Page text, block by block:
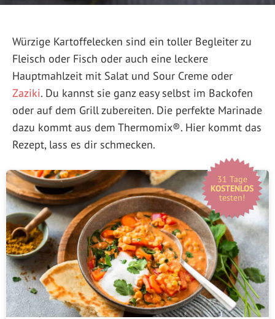
Würzige Kartoffelecken sind ein toller Begleiter zu
Fleisch oder Fisch oder auch eine leckere
Hauptmahlzeit mit Salat und Sour Creme oder
Zaziki. Du kannst sie ganz easy selbst im Backofen
oder auf dem Grill zubereiten. Die perfekte Marinade
dazu kommt aus dem Thermomix®. Hier kommt das
Rezept, lass es dir schmecken.
31 Tage
KOSTENLOS
testen!